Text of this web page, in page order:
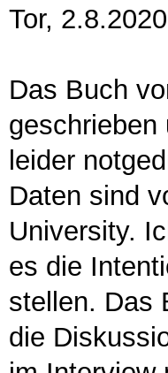
Tor,
Das Buch
geschrieben
leider
Daten sind
University.
es die
stellen. Das
die